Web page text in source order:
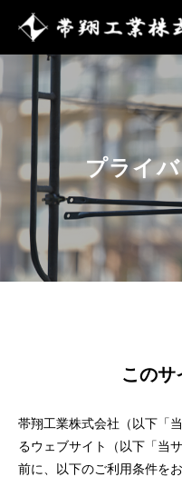
プライ
このサ
帯翔工業株式会社（以下「
るウェブサイト（以下「当
前に、以下のご利用条件を